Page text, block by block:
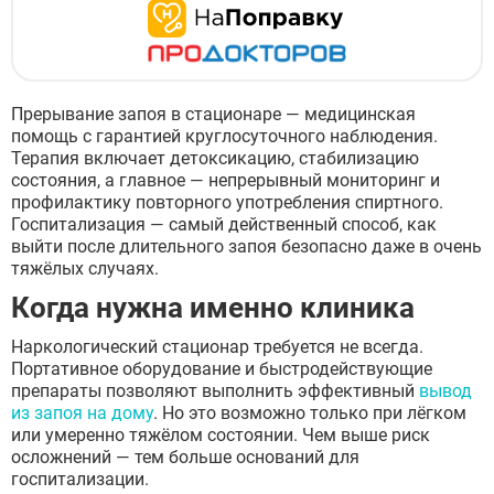
Прерывание запоя в стационаре — медицинская
помощь с гарантией круглосуточного наблюдения.
Терапия включает детоксикацию, стабилизацию
состояния, а главное — непрерывный мониторинг и
профилактику повторного употребления спиртного.
Госпитализация — самый действенный способ, как
выйти после длительного запоя безопасно даже в очень
тяжёлых случаях.
Когда нужна именно клиника
Наркологический стационар требуется не всегда.
Портативное оборудование и быстродействующие
препараты позволяют выполнить эффективный вывод
из запоя на дому. Но это возможно только при лёгком
или умеренно тяжёлом состоянии. Чем выше риск
осложнений — тем больше оснований для
госпитализации.